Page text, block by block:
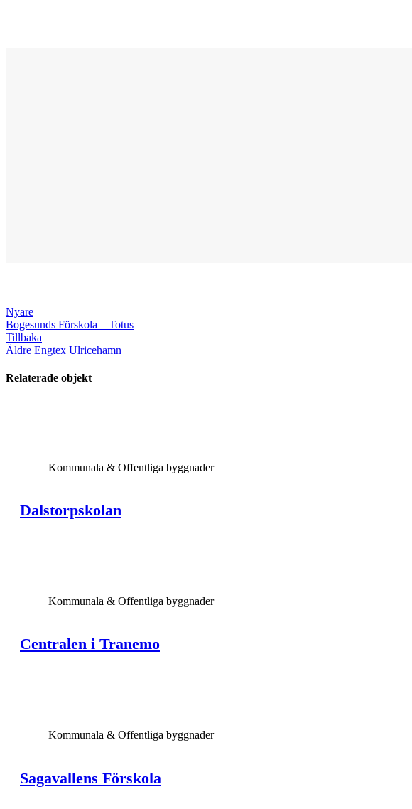
Nyare
Bogesunds Förskola – Totus
Tillbaka
Äldre Engtex Ulricehamn
Relaterade objekt
Kommunala & Offentliga byggnader
Dalstorpskolan
Kommunala & Offentliga byggnader
Centralen i Tranemo
Kommunala & Offentliga byggnader
Sagavallens Förskola